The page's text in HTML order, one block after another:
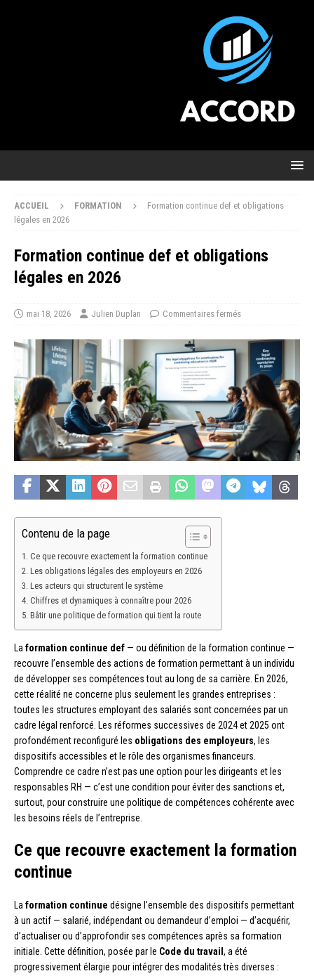
ACCUEIL FORMATION
Formation continue def et obligations
légales en 2026
Formation continue def et obligations
légales en 2026
mai 18, 2026 Julien Duplan Commentaires fermés
Contenu de la page
Ce que recouvre exactement la formation continue
Les obligations légales des employeurs en 2026
Les acteurs qui structurent le système
Chiffres et dynamiques à connaître pour 2026
Bâtir une politique de formation qui tient la route
Laformation continue def — ou définition de la formation continue —
recouvre l’ensemble des actions de formation permettant à un individu
de développer ses compétences tout au long de sa carrière. En 2026,
cette réalité ne concerne plus seulement les grandes entreprises :
toutes les structures employant des salariés sont concernées par un
cadre légal renforcé. Les réformes successives de 2024 et 2025 ont
profondément reconfiguré les obligations des employeurs, les
dispositifs accessibles et le rôle des organismes financeurs.
Comprendre ce cadre n’est pas une option pour les dirigeants et les
responsables RH — c’est une condition pour éviter des sanctions et,
surtout, pour construire une politique de compétences cohérente avec
les besoins réels de l’entreprise.
Ce que recouvre exactement la formation
continue
Laformation continue désigne l’ensemble des dispositifs permettant
à un actif — salarié, indépendant ou demandeur d’emploi — d’acquérir,
d’actualiser ou d’approfondir ses compétences après sa formation
initiale. Cette définition, posée par le Code du travail , a été
progressivement élargie pour intégrer des modalités très diverses :